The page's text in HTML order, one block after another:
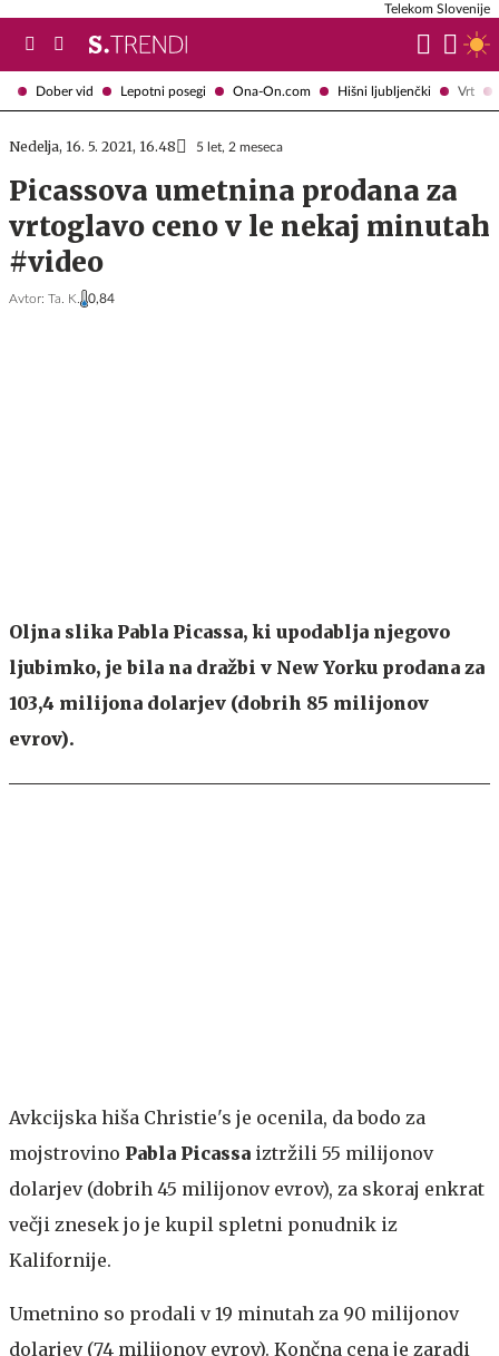
Dober vid Lepotni posegi Ona-On.com Hišni ljubljenčki Vrt
Telekom Slovenije
Nedelja, 16. 5. 2021, 16.48 5 let, 2 meseca
Picassova umetnina prodana za
vrtoglavo ceno v le nekaj minutah
#video
Avtor: Ta. K. 0,84
Oljna slika Pabla Picassa, ki upodablja njegovo
ljubimko, je bila na dražbi v New Yorku prodana za
103,4 milijona dolarjev (dobrih 85 milijonov
evrov).
Avkcijska hiša Christie's je ocenila, da bodo za
mojstrovino Pabla Picassa iztržili 55 milijonov
dolarjev (dobrih 45 milijonov evrov), za skoraj enkrat
večji znesek jo je kupil spletni ponudnik iz
Kalifornije.
Umetnino so prodali v 19 minutah za 90 milijonov
dolarjev (74 milijonov evrov). Končna cena je zaradi